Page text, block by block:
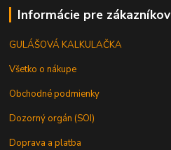
Informácie pre zákazníkov
GULÁŠOVÁ KALKULAČKA
Všetko o nákupe
Obchodné podmienky
Dozorný orgán (SOI)
Doprava a platba